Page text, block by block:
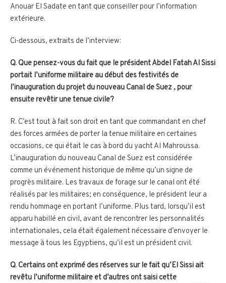
Anouar El Sadate en tant que conseiller pour l’information
extérieure.
Ci-dessous, extraits de l’interview:
Q. Que pensez-vous du fait que le président Abdel Fatah Al Sissi
portait l’uniforme militaire au début des festivités de
l’inauguration du projet du nouveau Canal de Suez , pour
ensuite revêtir une tenue civile?
R. C’est tout à fait son droit en tant que commandant en chef
des forces armées de porter la tenue militaire en certaines
occasions, ce qui était le cas à bord du yacht Al Mahroussa.
L’inauguration du nouveau Canal de Suez est considérée
comme un événement historique de même qu’un signe de
progrès militaire. Les travaux de forage sur le canal ont été
réalisés par les militaires; en conséquence, le président leur a
rendu hommage en portant l’uniforme. Plus tard, lorsqu’il est
apparu habillé en civil, avant de rencontrer les personnalités
internationales, cela était également nécessaire d’envoyer le
message à tous les Egyptiens, qu’il est un président civil.
Q. Certains ont exprimé des réserves sur le fait qu’El Sissi ait
revêtu l’uniforme militaire et d’autres ont saisi cette